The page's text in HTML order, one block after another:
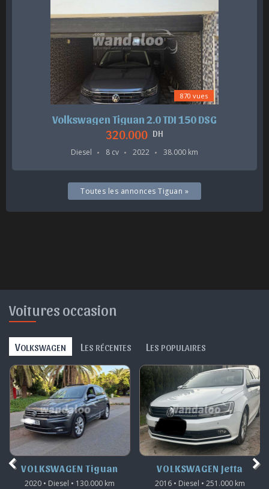
870 vues
Volkswagen Tiguan 2.0 TDI 150 DSG
320.000 DH
Diesel 8 cv 2022 38.000 km
Toutes les annonces Tiguan »
Voitures occasion
VOLKSWAGEN L ES RÉCENTES L ES POPULAIRES
VOLKSWAGEN Jetta
2016 • Diesel • 251.000 km
VOLKSWAGEN Tiguan
2022 • Diesel • 120.000 km